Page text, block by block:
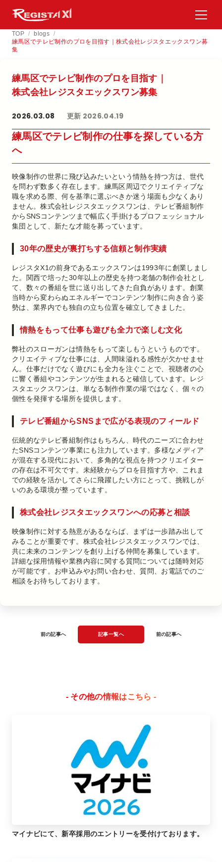
TOP / blogs /
練馬区でテレビ制作のプロを目指す｜株式会社レジスタエックスワン募
集
練馬区で​テレビ制作の​プロを​目指す｜
株式会社レジスタエックスワン募集
2026.03.08 更新 2026.04.19
練馬区でテレビ制作の仕事を探している方
へ
映像制作の世界に飛び込みたいという情熱を持つ方は、世代
を問わず数多く存在します。練馬区周辺でクリエイティブな
職を求める際、何を基準に選ぶべきか迷う場面も少なくあり
ません。株式会社レジスタエックスワンは、テレビ番組制作
からSNSコンテンツまで幅広く手掛けるプロフェッショナル
集団として、新たな才能を募っています。
30年の歴史が裏打ちする信頼と制作実績
レジスタX1の前身であるエックスワンは1993年に創業しまし
た。関西で培った30年以上の歴史を持つ老舗の制作会社とし
て、数々の番組を世に送り出してきた自負があります。創業
当時から変わらぬエネルギーでコンテンツ制作に向き合う姿
勢は、業界内でも独自の立ち位置を確立してきました。
情熱をもって仕事も遊びも全力で楽しむ文化
弊社のスローガンは情熱をもって楽しもうというものです。
クリエイティブな仕事には、人間味溢れる感性が欠かせませ
ん。仕事だけでなく遊びにも全力を注ぐことで、視聴者の心
に響く番組やコンテンツが生まれると確信しています。レジ
スタエックスワンは、単なる制作作業の場ではなく、個々の
個性を発揮する場所を提供します。
テレビ番組からSNSまで広がる表現のフィールド
伝統的なテレビ番組制作はもちろん、時代のニーズに合わせ
たSNSコンテンツ事業にも注力しています。多様なメディア
が混在する現代において、多角的な視点を持つクリエイター
の存在は不可欠です。未経験からプロを目指す方や、これま
での経験を活かしてさらに飛躍したい方にとって、挑戦しが
いのある環境が整っています。
株式会社レジスタエックスワンへの応募と相談
映像制作に対する熱意があるならば、まずは一歩踏み出して
みることが重要です。株式会社レジスタエックスワンでは、
共に未来のコンテンツを創り上げる仲間を募集しています。
詳細な採用情報や業務内容に関する質問については随時対応
が可能です。お申込みやお問い合わせ、質問、お電話でのご
相談をお待ちしております。
前の記事へ 記事一覧へ 前の記事へ
- その他の情報はこちら -
マイナビにて、新卒採用のエントリーを受付けております。